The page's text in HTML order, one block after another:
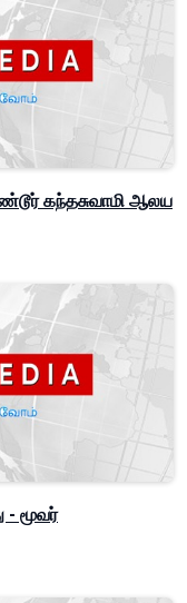
கந்தசுவாமி ஆலய
- மூவர்